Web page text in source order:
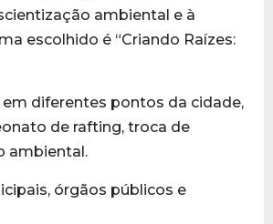
ambiental e à
escolhido é “Criando Raízes:
diferentes pontos da cidade,
de rafting, troca de
ambiental.
órgãos públicos e